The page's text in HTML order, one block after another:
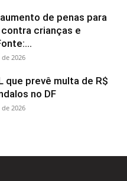
de penas para
crianças e
2026
que prevê multa de R$
no DF
2026